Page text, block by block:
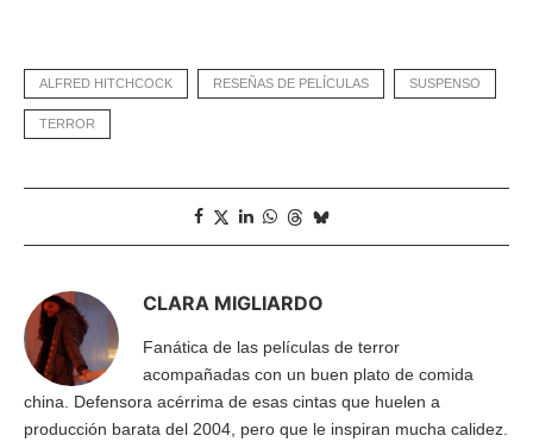
ALFRED HITCHCOCK RESEÑAS DE PELÍCULAS SUSPENSO
TERROR
CLARA MIGLIARDO
Fanática de las películas de terror
acompañadas con un buen plato de comida
china. Defensora acérrima de esas cintas que huelen a
producción barata del 2004, pero que le inspiran mucha calidez.